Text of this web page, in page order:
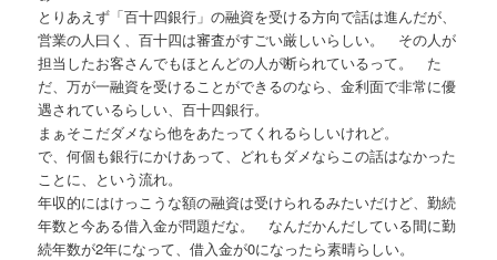
とりあえず「百十四銀行」の融資を受ける方向で話は進んだが、
営業の人曰く、百十四は審査がすごい厳しいらしい。 その人が
担当したお客さんでもほとんどの人が断られているって。 た
だ、万が一融資を受けることができるのなら、金利面で非常に優
遇されているらしい、百十四銀行。
まぁそこだダメなら他をあたってくれるらしいけれど。
で、何個も銀行にかけあって、どれもダメならこの話はなかった
ことに、という流れ。
年収的にはけっこうな額の融資は受けられるみたいだけど、勤続
年数と今ある借入金が問題だな。 なんだかんだしている間に勤
続年数が2年になって、借入金が0になったら素晴らしい。